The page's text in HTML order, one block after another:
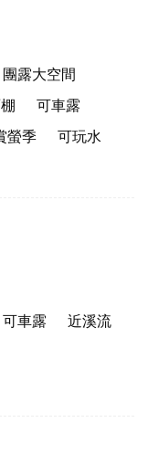
團露大空間
可車露
螢季
可玩水
可車露
近溪流